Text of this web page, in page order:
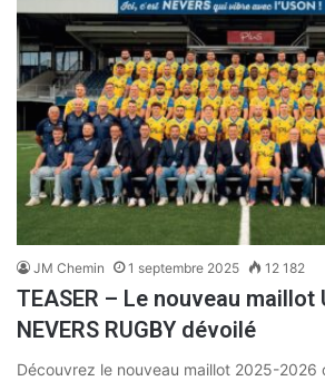
JM Chemin 1 septembre 2025 12 182
TEASER – Le nouveau maillot
NEVERS RUGBY dévoilé
Découvrez le nouveau maillot 2025-2026